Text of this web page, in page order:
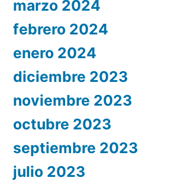
marzo 2024
febrero 2024
enero 2024
diciembre 2023
noviembre 2023
octubre 2023
septiembre 2023
julio 2023